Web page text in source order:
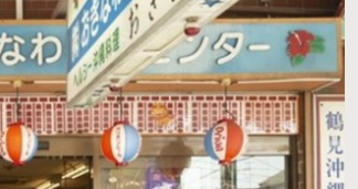
Legendary
プロジェクト 調達額が大きいプロジェクト